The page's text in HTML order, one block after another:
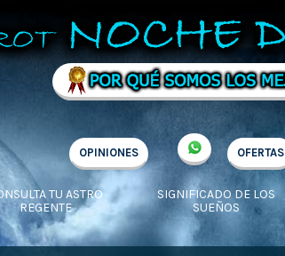
OPINIONES OFERTAS
TU ASTRO
REGENTE
SIGNIFICADO DE LOS
SUEÑOS